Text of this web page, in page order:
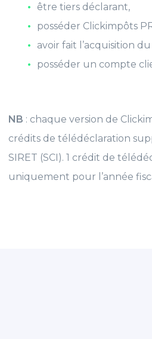
être tiers déclarant,
posséder Clickimpôts
avoir fait l’acquisition
posséder un compte
NB : chaque version de
crédits de télédéclaration
SIRET (SCI). 1 crédit de
uniquement pour l’année